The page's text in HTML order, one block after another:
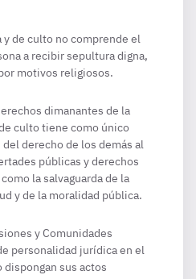
y de culto no comprende el
a recibir sepultura digna,
motivos religiosos.
dimanantes de la
culto tiene como único
derecho de los demás al
públicas y derechos
la salvaguarda de la
y de la moralidad pública.
y Comunidades
personalidad jurídica en el
sus actos